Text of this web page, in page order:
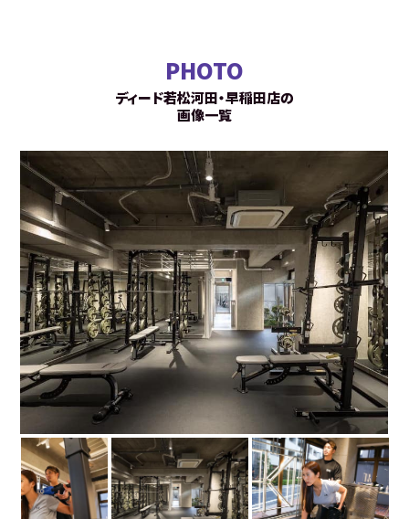
PHOTO
ディード若松河田・早稲田店の
画像一覧